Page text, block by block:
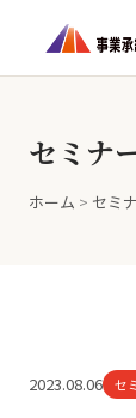
セミナ
ホーム > セミ
2023.08.06 セ